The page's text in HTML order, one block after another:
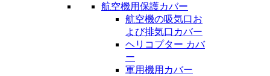
航空機用保護カバー
航空機の吸気口お
よび排気口カバー
ヘリコプター カバ
ー
軍用機用カバー